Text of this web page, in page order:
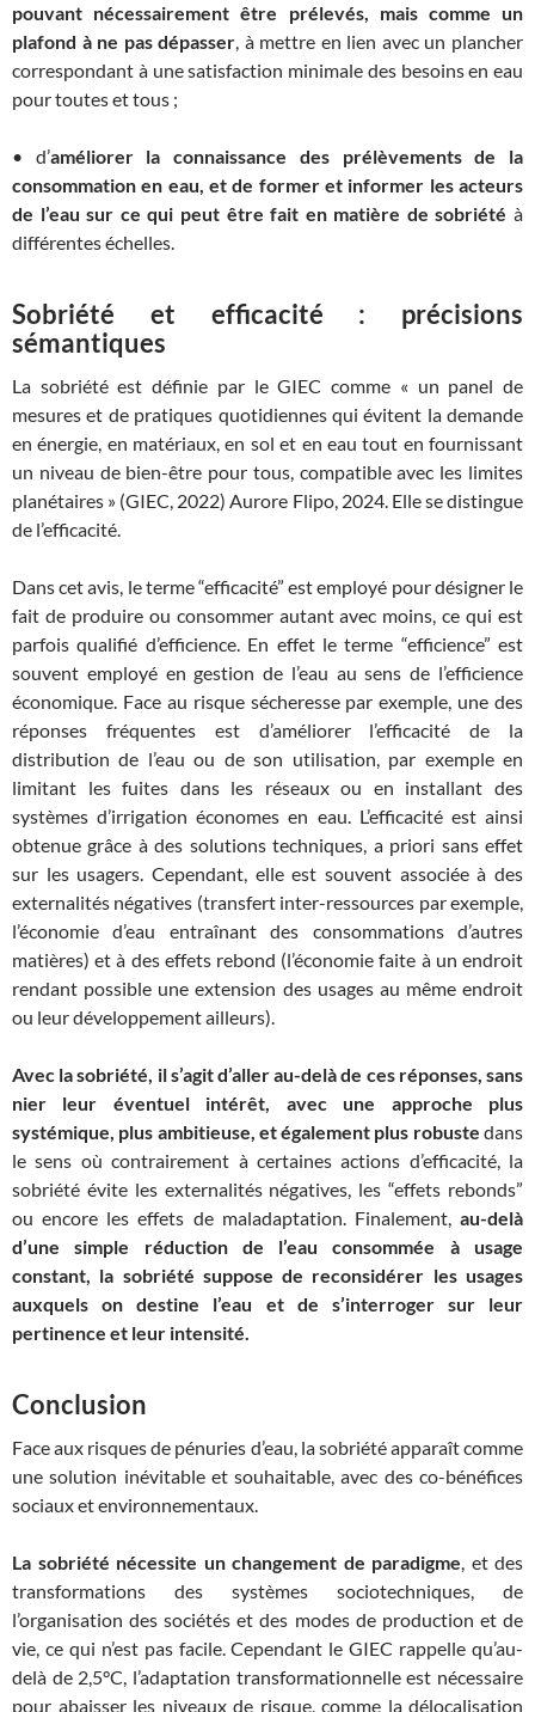
pouvant nécessairement être prélevés, mais comme un
plafond à ne pas dépasser, à mettre en lien avec un plancher
correspondant à une satisfaction minimale des besoins en eau
pour toutes et tous ;
• d’améliorer la connaissance des prélèvements de la
consommation en eau, et de former et informer les acteurs
de l’eau sur ce qui peut être fait en matière de sobriété à
différentes échelles.
Sobriété et efficacité : précisions
sémantiques
La sobriété est définie par le GIEC comme « un panel de
mesures et de pratiques quotidiennes qui évitent la demande
en énergie, en matériaux, en sol et en eau tout en fournissant
un niveau de bien-être pour tous, compatible avec les limites
planétaires » (GIEC, 2022) Aurore Flipo, 2024. Elle se distingue
de l’efficacité.
Dans cet avis, le terme “efficacité” est employé pour désigner le
fait de produire ou consommer autant avec moins, ce qui est
parfois qualifié d’efficience. En effet le terme “efficience” est
souvent employé en gestion de l’eau au sens de l’efficience
économique. Face au risque sécheresse par exemple, une des
réponses fréquentes est d’améliorer l’efficacité de la
distribution de l’eau ou de son utilisation, par exemple en
limitant les fuites dans les réseaux ou en installant des
systèmes d’irrigation économes en eau. L’efficacité est ainsi
obtenue grâce à des solutions techniques, a priori sans effet
sur les usagers. Cependant, elle est souvent associée à des
externalités négatives (transfert inter-ressources par exemple,
l’économie d’eau entraînant des consommations d’autres
matières) et à des effets rebond (l’économie faite à un endroit
rendant possible une extension des usages au même endroit
ou leur développement ailleurs).
Avec la sobriété, il s’agit d’aller au-delà de ces réponses, sans
nier leur éventuel intérêt, avec une approche plus
systémique, plus ambitieuse, et également plus robuste dans
le sens où contrairement à certaines actions d’efficacité, la
sobriété évite les externalités négatives, les “effets rebonds”
ou encore les effets de maladaptation. Finalement, au-delà
d’une simple réduction de l’eau consommée à usage
constant, la sobriété suppose de reconsidérer les usages
auxquels on destine l’eau et de s’interroger sur leur
pertinence et leur intensité.
Conclusion
Face aux risques de pénuries d’eau, la sobriété apparaît comme
une solution inévitable et souhaitable, avec des co-bénéfices
sociaux et environnementaux.
La sobriété nécessite un changement de paradigme, et des
transformations des systèmes sociotechniques, de
l’organisation des sociétés et des modes de production et de
vie, ce qui n’est pas facile. Cependant le GIEC rappelle qu’au-
delà de 2,5°C, l’adaptation transformationnelle est nécessaire
pour abaisser les niveaux de risque, comme la délocalisation